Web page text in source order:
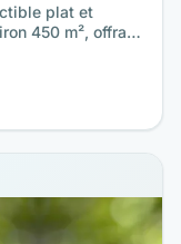
plat et
450 m², offrant